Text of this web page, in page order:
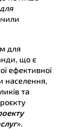
для
що є
ефективної
населення,
та
».